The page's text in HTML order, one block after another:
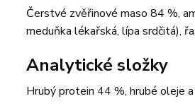
Čerstvé zvěřinové maso 84 %,
meduňka lékařská, lípa srdčitá),
Analytické složky
Hrubý protein 44 %, hrubé oleje